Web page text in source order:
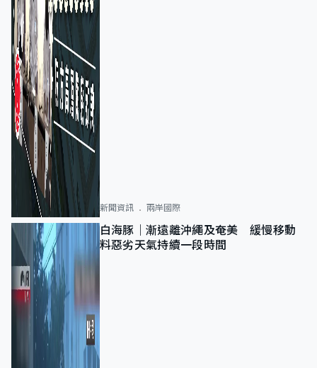
新聞資訊 兩岸國際
白海豚｜漸遠離沖繩及奄美 緩慢移動
料惡劣天氣持續一段時間